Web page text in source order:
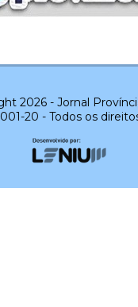
2026 - Jornal
20 - Todos os